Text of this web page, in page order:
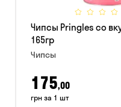
Чипсы Pringles со
165гр
Чипсы
175,00
грн за 1 шт